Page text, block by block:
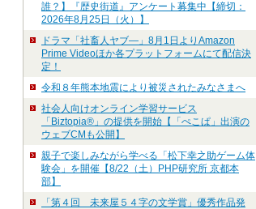
誰？】『歴史街道』アンケート募集中【締切：
2026年8月25日（火）】
ドラマ「社畜人ヤブ―」8月1日よりAmazon
Prime Videoほか各プラットフォームにて配信決
定！
令和８年熊本地震により被災されたみなさまへ
社会人向けオンライン学習サービス
「Biztopia®」の提供を開始【「ぺこぱ」出演の
ウェブCMも公開】
親子で楽しみながら学べる「松下幸之助ゲーム体
験会」を開催【8/22（土）PHP研究所 京都本
部】
「第４回 未来屋５４字の文学賞」優秀作品発